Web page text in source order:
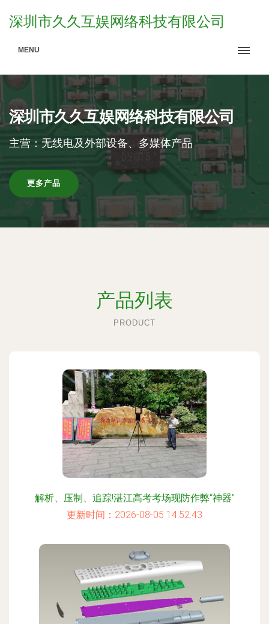
深圳市久久互娱网络科技有限公司
MENU
深圳市久久互娱网络科技有限公司
主营：无线电及外部设备、多媒体产品
更多产品
产品列表
PRODUCT
解析、压制、追踪!湛江高考考场现防作弊“神器”
更新时间：2026-08-05 14:52:43